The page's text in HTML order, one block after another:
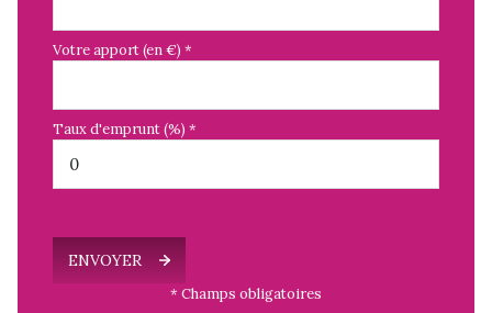
Votre apport (en €) *
Taux d'emprunt (%) *
ENVOYER
* Champs obligatoires